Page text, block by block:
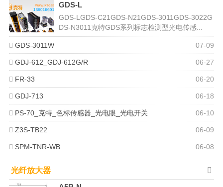
GDS-L
GDS-LGDS-C21GDS-N21GDS-3011GDS-3022G
DS-N3011克特GDS系列标志检测型光电传感...
07-09
GDS-3011W
06-27
GDJ-612_GDJ-612G/R
06-20
FR-33
06-18
GDJ-713
06-10
PS-70_克特_色标传感器_光电眼_光电开关
06-09
Z3S-TB22
06-08
SPM-TNR-WB
光纤放大器